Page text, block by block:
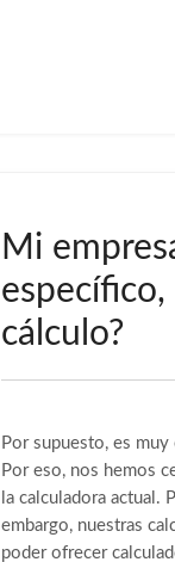
Mi
cálculo?
Por supuesto, es
Por eso, nos hemos
la calculadora actual.
embargo, nuestras
poder ofrecer